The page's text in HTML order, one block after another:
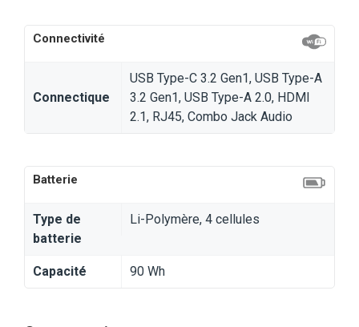
Connectivité
Connectique
USB Type-C 3.2 Gen1, USB Type-A
3.2 Gen1, USB Type-A 2.0, HDMI
2.1, RJ45, Combo Jack Audio
Batterie
Type de
batterie
Li-Polymère, 4 cellules
Capacité 90 Wh